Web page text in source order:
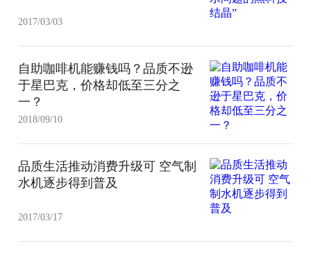
2017/03/03
自助咖啡机能赚钱吗？品质不逊
于星巴克，价格却低至三分之
一？
2018/09/10
品质生活推动消费升级可 空气制
水机逐步得到普及
2017/03/17